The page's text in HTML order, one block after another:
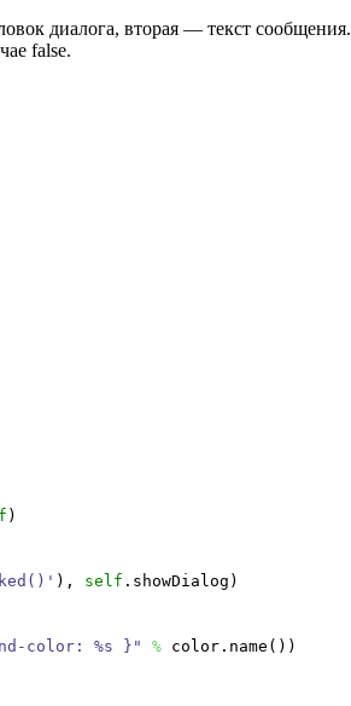
диалога, вторая — текст
false.
)
) , self . showDialog )
color: %s }" % color. name ( ) )